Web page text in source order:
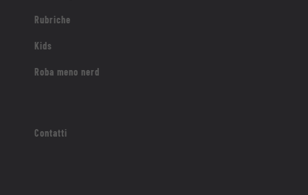
Rubriche
Kids
Roba meno nerd
Contatti